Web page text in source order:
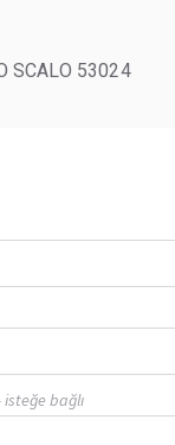
SCALO 53024
isteğe bağlı